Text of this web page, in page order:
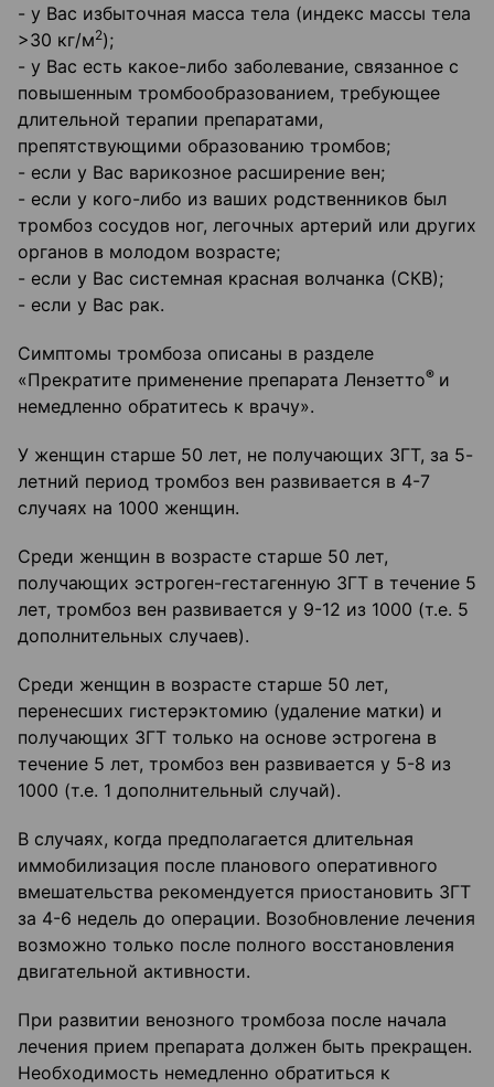
- у Вас избыточная масса тела (индекс массы тела
>30 кг/м2);
- у Вас есть какое-либо заболевание, связанное с
повышенным тромбообразованием, требующее
длительной терапии препаратами,
препятствующими образованию тромбов;
- если у Вас варикозное расширение вен;
- если у кого-либо из ваших родственников был
тромбоз сосудов ног, легочных артерий или других
органов в молодом возрасте;
- если у Вас системная красная волчанка (СКВ);
- если у Вас рак.
Симптомы тромбоза описаны в разделе
«Прекратите применение препарата Лензетто® и
немедленно обратитесь к врачу».
У женщин старше 50 лет, не получающих ЗГТ, за 5-
летний период тромбоз вен развивается в 4-7
случаях на 1000 женщин.
Среди женщин в возрасте старше 50 лет,
получающих эстроген-гестагенную ЗГТ в течение 5
лет, тромбоз вен развивается у 9-12 из 1000 (т.е. 5
дополнительных случаев).
Среди женщин в возрасте старше 50 лет,
перенесших гистерэктомию (удаление матки) и
получающих ЗГТ только на основе эстрогена в
течение 5 лет, тромбоз вен развивается у 5-8 из
1000 (т.е. 1 дополнительный случай).
В случаях, когда предполагается длительная
иммобилизация после планового оперативного
вмешательства рекомендуется приостановить ЗГТ
за 4-6 недель до операции. Возобновление лечения
возможно только после полного восстановления
двигательной активности.
При развитии венозного тромбоза после начала
лечения прием препарата должен быть прекращен.
Необходимость немедленно обратиться к